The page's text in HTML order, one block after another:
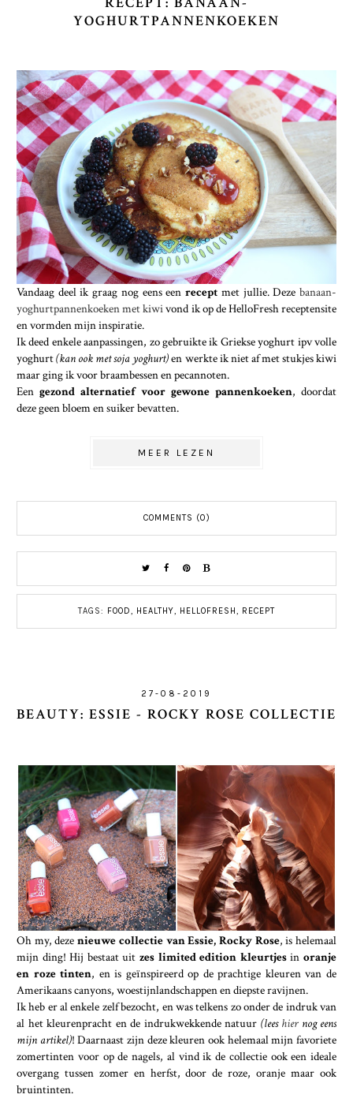
YOGHURTPANNENKOEKEN
Vandaag deel ik graag nog eens eenrecept met jullie. Dezebanaan-
yoghurtpannenkoeken met kiwivond ik op de HelloFresh receptensite
en vormden mijn inspiratie.
Ik deed enkele aanpassingen, zo gebruikte ik Griekse yoghurt ipv volle
yoghurt(kan ook met soja yoghurt)en werkte ik niet af met stukjes kiwi
maar ging ik voor braambessen en pecannoten.
Een gezond alternatief voor gewone pannenkoeken, doordat
deze geen bloem en suiker bevatten.
MEER LEZEN
COMMENTS (0)
TAGS: FOOD HEALTHY HELLOFRESH RECEPT
27-08-2019
BEAUTY: ESSIE - ROCKY ROSE COLLECTIE
Oh my, dezenieuwe collectie van Essie, Rocky Rose, is helemaal
mijn ding! Hij bestaat uit zes limited edition kleurtjesinoranje
en roze tinten, en is geïnspireerd op de prachtige kleuren van de
Amerikaans canyons, woestijnlandschappen en diepste ravijnen.
Ik heb er al enkele zelf bezocht, en was telkens zo onder de indruk van
al het kleurenpracht en de indrukwekkende natuur (lees hier nog eens
mijn artikel)! Daarnaast zijn deze kleuren ook helemaal mijn favoriete
zomertinten voor op de nagels, al vind ik de collectie ook een ideale
overgang tussen zomer en herfst, door de roze, oranje maar ook
bruintinten.